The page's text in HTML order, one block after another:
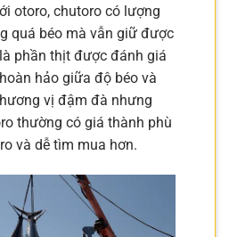
otoro, chutoro có lượng
quá béo mà vẫn giữ được
phần thịt được đánh giá
hảo giữa độ béo và
vị đậm đà nhưng
thường có giá thành phù
và dễ tìm mua hơn.